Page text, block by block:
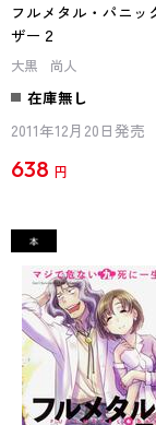
フルメタル・パニ
ザー２
大黒 尚人
在庫無し
2011年12月20日発売
638 円